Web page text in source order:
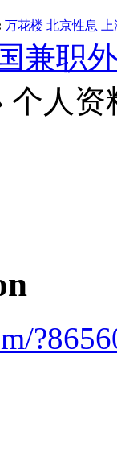
万花楼 北京性息
兼职
个人资